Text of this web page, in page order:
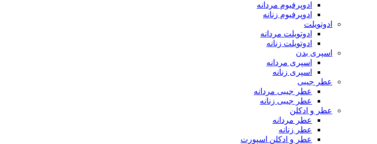
ادوپرفیوم مردانه
ادوپرفیوم زنانه
ادوتویلت
ادوتویلت مردانه
ادوتویلت زنانه
اسپری بدن
اسپری مردانه
اسپری زنانه
عطر جیبی
عطر جیبی مردانه
عطر جیبی زنانه
عطر و ادکلن
عطر مردانه
عطر زنانه
عطر و ادکلن اسپورت